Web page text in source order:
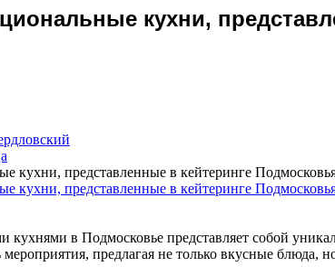
кухни,
кухни, представленные в кейтеринге
кухнями в Подмосковье представляет собой
предлагая не только вкусные блюда,